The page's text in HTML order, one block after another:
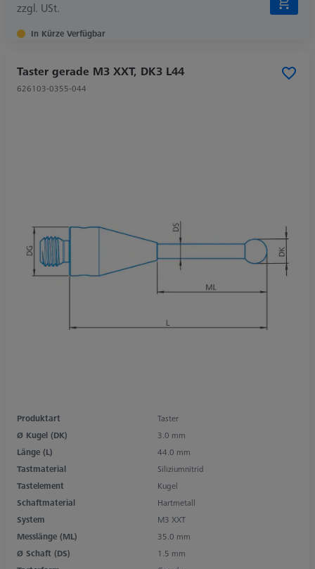
zzgl. USt.
In Kürze Verfügbar
Taster gerade M3 XXT, DK3 L44
626103-0355-044
Produktart
Taster
Ø Kugel (DK)
3.0 mm
Länge (L)
44.0 mm
Tastmaterial
Siliziumnitrid
Tastelement
Kugel
Schaftmaterial
Hartmetall
System
M3 XXT
Messlänge (ML)
35.0 mm
Ø Schaft (DS)
1.5 mm